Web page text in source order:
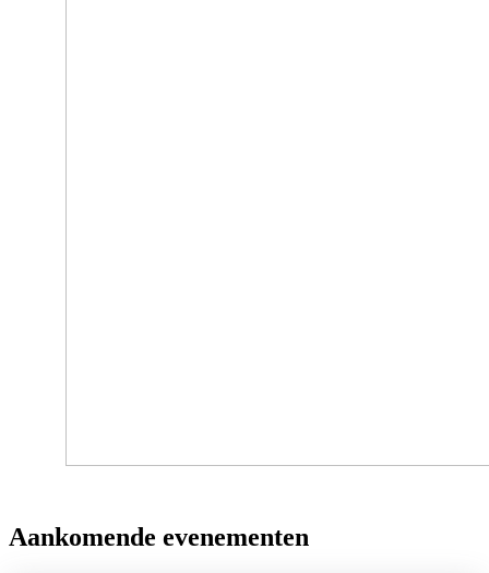
Aankomende evenementen